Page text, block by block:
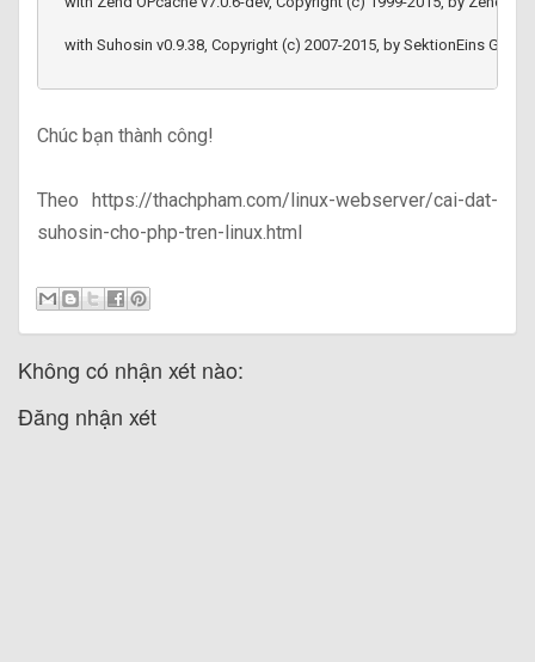
with Suhosin v0.9.38, Copyright (c) 2007-2015, by SektionEins GmbH
Chúc bạn thành công!
Theo https://thachpham.com/linux-webserver/cai-dat-
suhosin-cho-php-tren-linux.html
Không có nhận xét nào:
Đăng nhận xét